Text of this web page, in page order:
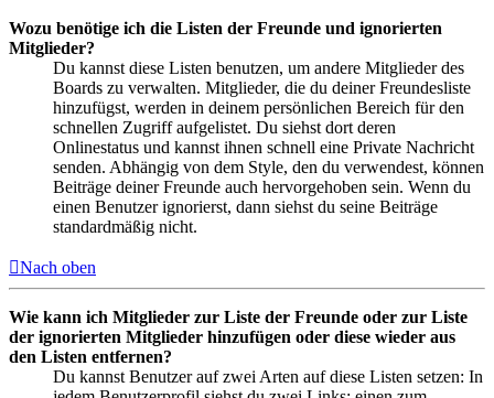
Wozu benötige ich die Listen der Freunde und ignorierten
Mitglieder?
Du kannst diese Listen benutzen, um andere Mitglieder des
Boards zu verwalten. Mitglieder, die du deiner Freundesliste
hinzufügst, werden in deinem persönlichen Bereich für den
schnellen Zugriff aufgelistet. Du siehst dort deren
Onlinestatus und kannst ihnen schnell eine Private Nachricht
senden. Abhängig von dem Style, den du verwendest, können
Beiträge deiner Freunde auch hervorgehoben sein. Wenn du
einen Benutzer ignorierst, dann siehst du seine Beiträge
standardmäßig nicht.
Nach oben
Wie kann ich Mitglieder zur Liste der Freunde oder zur Liste
der ignorierten Mitglieder hinzufügen oder diese wieder aus
den Listen entfernen?
Du kannst Benutzer auf zwei Arten auf diese Listen setzen: In